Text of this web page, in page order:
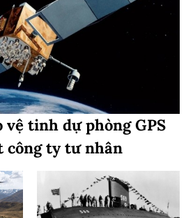
vệ tinh dự phòng GPS
công ty tư nhân